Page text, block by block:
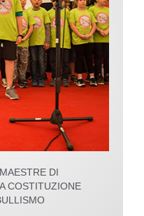
DI
COSTITUZIONE